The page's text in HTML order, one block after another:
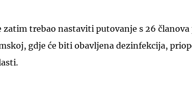
zatim trebao nastaviti putovanje s 26 članova
gdje će biti obavljena dezinfekcija,